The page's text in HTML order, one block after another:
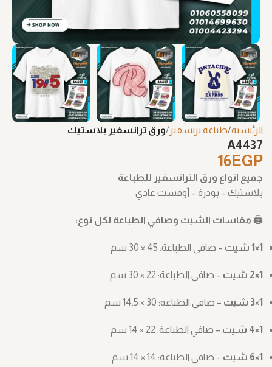
الرئيسية طباعة ترنسفير ورق ترانسفير بلاستيك
A4437
16EGP
جميع أنواع ورق الترانسفير للطباعة
بلاستيك – بودرة – أوفست عادي
🖨️ مقاسات الشيت وصافي الطباعة لكل نوع:
1×1 شيت – صافي الطباعة: ‎30 × 45 سم
1×2 شيت – صافي الطباعة: ‎30 × 22 سم
1×3 شيت – صافي الطباعة: ‎14.5 × 30 سم
1×4 شيت – صافي الطباعة: ‎14 × 22 سم
1×6 شيت – صافي الطباعة: ‎14 × 14 سم